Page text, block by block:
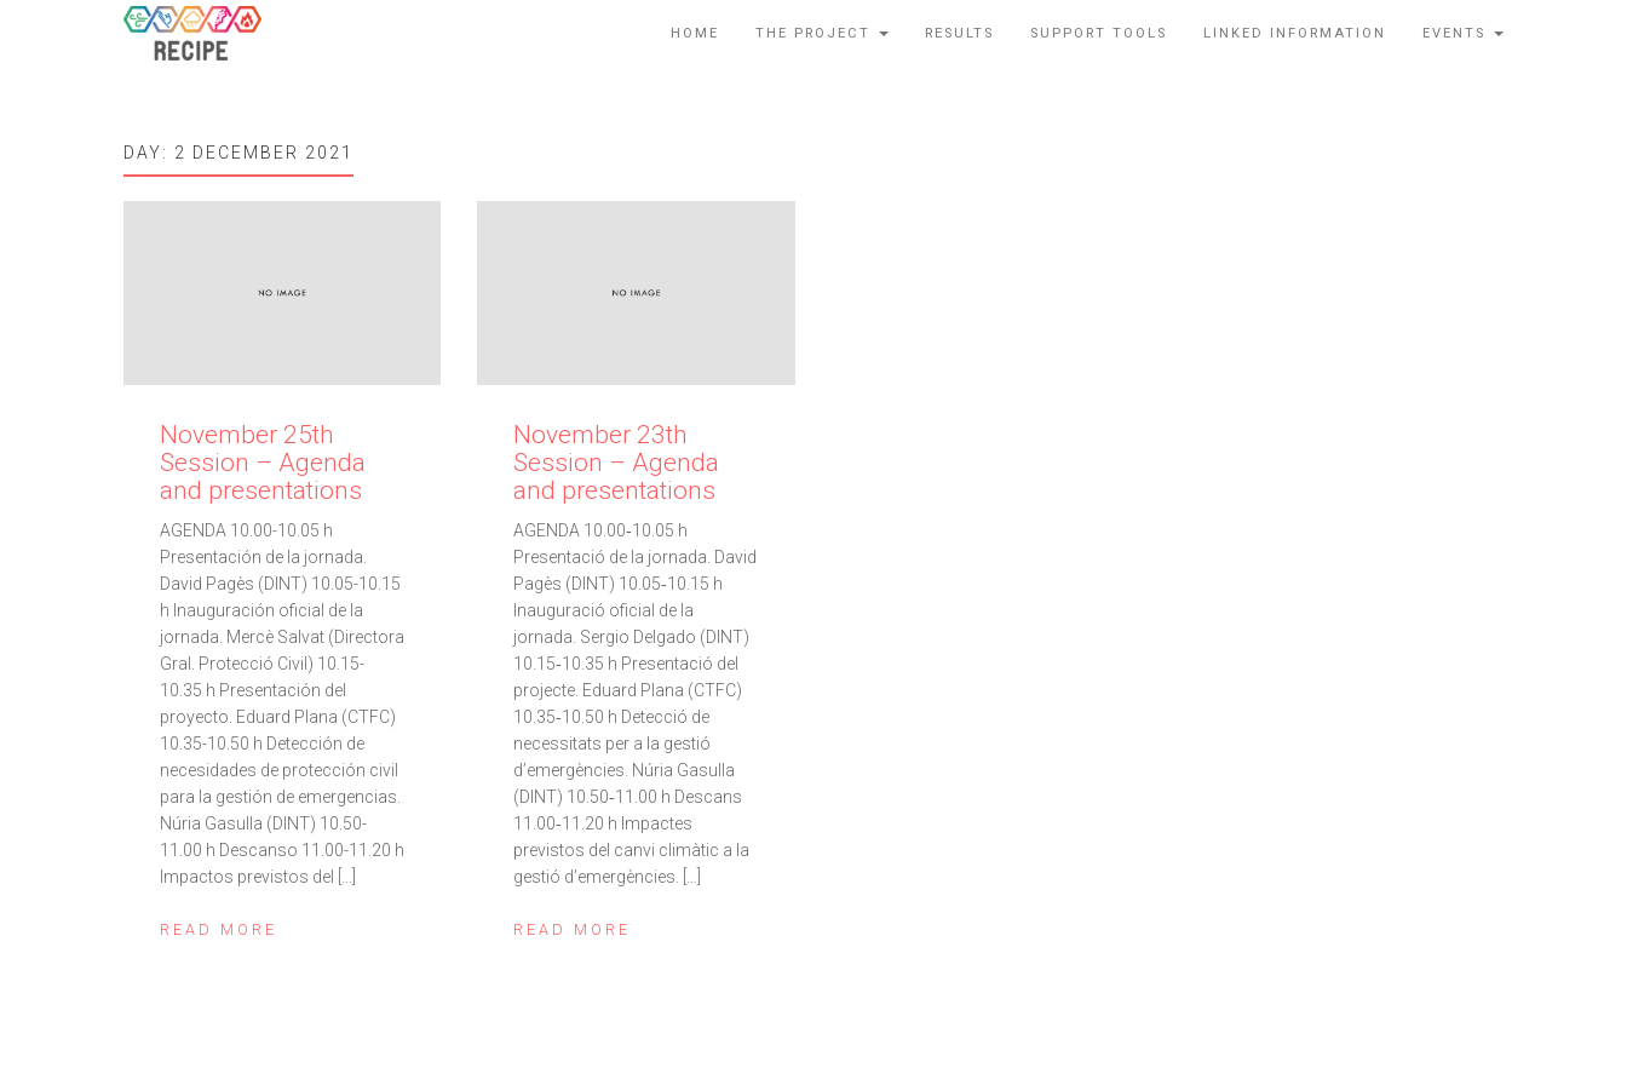
HOME THE PROJECT RESULTS SUPPORT TOOLS LINKED INFORMATION EVENTS
DAY: 2 DECEMBER 2021
November 25th
Session – Agenda
and presentations
AGENDA 10.00-10.05 h
Presentación de la jornada.
David Pagès (DINT) 10.05-10.15
h Inauguración oficial de la
jornada. Mercè Salvat (Directora
Gral. Protecció Civil) 10.15-
10.35 h Presentación del
proyecto. Eduard Plana (CTFC)
10.35-10.50 h Detección de
necesidades de protección civil
para la gestión de emergencias.
Núria Gasulla (DINT) 10.50-
11.00 h Descanso 11.00-11.20 h
Impactos previstos del […]
READ MORE
November 23th
Session – Agenda
and presentations
AGENDA 10.00‐10.05 h
Presentació de la jornada. David
Pagès (DINT) 10.05‐10.15 h
Inauguració oficial de la
jornada. Sergio Delgado (DINT)
10.15‐10.35 h Presentació del
projecte. Eduard Plana (CTFC)
10.35‐10.50 h Detecció de
necessitats per a la gestió
d’emergències. Núria Gasulla
(DINT) 10.50‐11.00 h Descans
11.00‐11.20 h Impactes
previstos del canvi climàtic a la
gestió d’emergències. […]
READ MORE